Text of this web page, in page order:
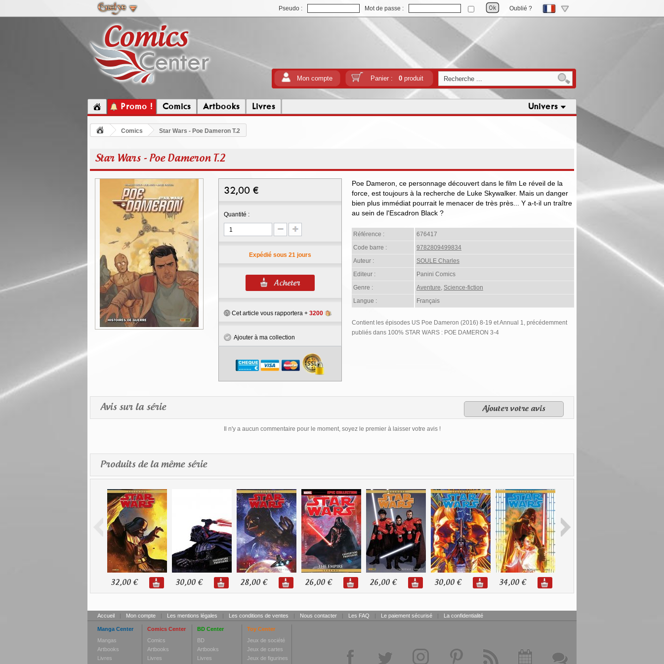
Pseudo : Mot de passe : Oublié ?
Mon compte Panier : 0produit
Promo ! Comics Artbooks Livres Univers
Comics Star Wars - Poe Dameron T.2
Star Wars - Poe Dameron T.2
32,00 €
Quantité :
Expédié sous 21 jours
Cet article vous rapportera + 3200
Ajouter à ma collection
Poe Dameron, ce personnage découvert dans le film Le réveil de la
force, est toujours à la recherche de Luke Skywalker. Mais un danger
bien plus immédiat pourrait le menacer de très près... Y a-t-il un traître
au sein de l'Escadron Black ?
Référence :
676417
Code barre :
9782809499834
Auteur :
SOULE Charles
Editeur :
Panini Comics
Genre :
Aventure, Science-fiction
Langue :
Français
Contient les épisodes US Poe Dameron (2016) 8-19 et Annual 1, précédemment
publiés dans 100% STAR WARS : POE DAMERON 3-4
Avis sur la série Ajouter votre avis
Il n'y a aucun commentaire pour le moment, soyez le premier à laisser votre avis !
Produits de la même série
32,00 € 30,00 € 28,00 € 26,00 € 26,00 € 30,00 € 34,00 €
Accueil | Mon compte | Les mentions légales | Les conditions de ventes | Nous contacter | Les FAQ | Le paiement sécurisé | La confidentialité
Manga Center
Mangas
Artbooks
Livres
Comics Center
Comics
Artbooks
Livres
BD Center
BD
Artbooks
Livres
Toy Center
Jeux de société
Jeux de cartes
Jeux de figurines